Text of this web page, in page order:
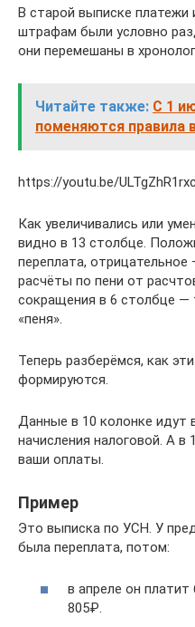
В старой выписке платежи
штрафам были условно
они перемешаны в
Читайте также: С 1
поменяются правила
https://youtu.be/ULTgZhR1rxc
Как увеличивались или
видно в 13 столбце.
переплата,
расчёты по пени от
сокращения в 6 столбце
«пеня».
Теперь разберёмся, как
формируются.
Данные в 10 колонке идут
начисления налоговой. А
ваши оплаты.
Пример
Это выписка по УСН. У
была переплата, потом:
в апреле он
805₽.